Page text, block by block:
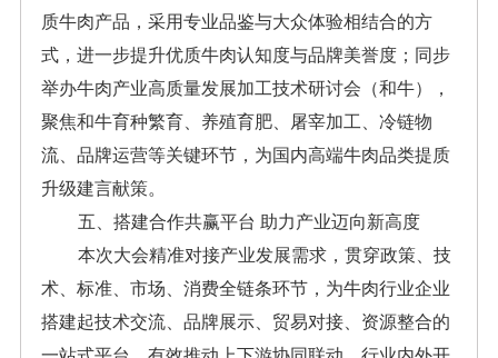
质牛肉产品，采用专业品鉴与大众体验相结合的方
式，进一步提升优质牛肉认知度与品牌美誉度；同步
举办牛肉产业高质量发展加工技术研讨会（和牛），
聚焦和牛育种繁育、养殖育肥、屠宰加工、冷链物
流、品牌运营等关键环节，为国内高端牛肉品类提质
升级建言献策。
五、搭建合作共赢平台 助力产业迈向新高度
本次大会精准对接产业发展需求，贯穿政策、技
术、标准、市场、消费全链条环节，为牛肉行业企业
搭建起技术交流、品牌展示、贸易对接、资源整合的